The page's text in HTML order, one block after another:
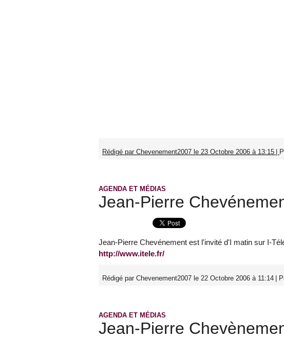
Rédigé par Chevenement2007 le 23 Octobre 2006 à 13:15
AGENDA ET MÉDIAS
Jean-Pierre
Jean-Pierre Chevénement est l'invité d'I matin sur I-
http://www.itele.fr/
Rédigé par Chevenement2007 le 22 Octobre 2006 à 11:14
AGENDA ET MÉDIAS
Jean-Pierre